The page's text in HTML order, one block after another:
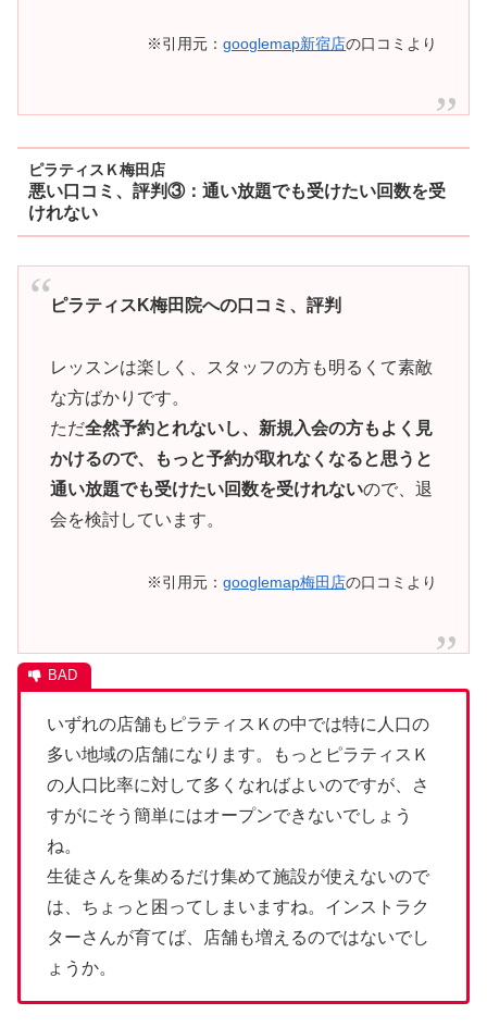
※引用元：googlemap新宿店の口コミより
ピラティスＫ梅田店
悪い口コミ、評判③：通い放題でも受けたい回数を受
けれない
ピラティスK梅田院への口コミ、評判
レッスンは楽しく、スタッフの方も明るくて素敵
な方ばかりです。
ただ全然予約とれないし、新規入会の方もよく見
かけるので、もっと予約が取れなくなると思うと
通い放題でも受けたい回数を受けれないので、退
会を検討しています。
※引用元：googlemap梅田店の口コミより
いずれの店舗もピラティスＫの中では特に人口の
多い地域の店舗になります。もっとピラティスＫ
の人口比率に対して多くなればよいのですが、さ
すがにそう簡単にはオープンできないでしょう
ね。
生徒さんを集めるだけ集めて施設が使えないので
は、ちょっと困ってしまいますね。インストラク
ターさんが育てば、店舗も増えるのではないでし
ょうか。